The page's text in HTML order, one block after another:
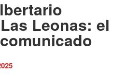
Leonas: el